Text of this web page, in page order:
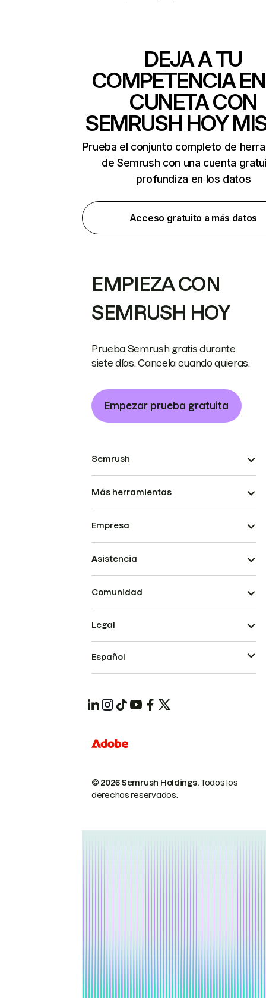
DEJA A TU
COMPETENCIA
CUNETA CON
SEMRUSH HOY
Prueba el conjunto completo de
de Semrush con una cuenta
profundiza en los datos
Acceso gratuito a más datos
EMPIEZA CON
SEMRUSH HOY
Prueba Semrush gratis durante
siete días. Cancela cuando quieras.
Empezar prueba gratuita
Semrush
Más herramientas
Empresa
Asistencia
Comunidad
© 2026 Semrush Holdings.Todos los
derechos reservados.
Legal
Español